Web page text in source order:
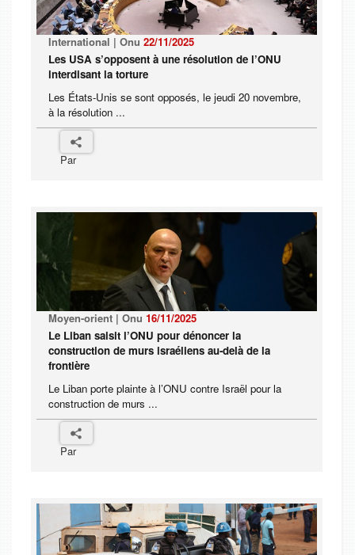
International | Onu 22/11/2025
Les USA s’opposent à une résolution de l’ONU
interdisant la torture
Les États-Unis se sont opposés, le jeudi 20 novembre,
à la résolution ...
Par
Moyen-orient | Onu 16/11/2025
Le Liban saisit l’ONU pour dénoncer la
construction de murs israéliens au-delà de la
frontière
Le Liban porte plainte à l’ONU contre Israël pour la
construction de murs ...
Par